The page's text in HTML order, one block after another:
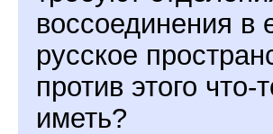
воссоединения в
русское
против этого
иметь?